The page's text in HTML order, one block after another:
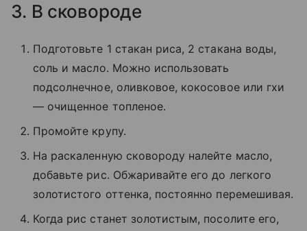
3. В сковороде
Подготовьте 1 стакан риса, 2 стакана воды,
соль и масло. Можно использовать
подсолнечное, оливковое, кокосовое или гхи
— очищенное топленое.
Промойте крупу.
На раскаленную сковороду налейте масло,
добавьте рис. Обжаривайте его до легкого
золотистого оттенка, постоянно перемешивая.
Когда рис станет золотистым, посолите его,